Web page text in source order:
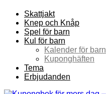
Skattjakt
Knep och Knåp
Spel för barn
Kul för barn
Kalender för barn
Kuponghäften
Tema
Erbjudanden